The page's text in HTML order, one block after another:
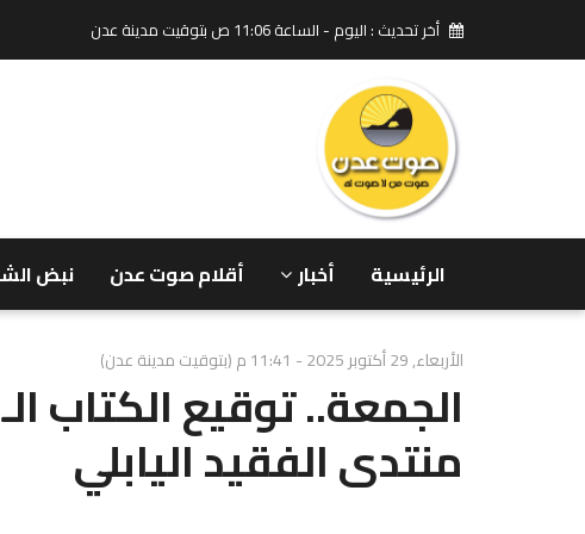
أخر تحديث : اليوم - الساعة 11:06 ص بتوقيت مدينة عدن
الرئيسية أخبار أقلام صوت عدن نبض
الأربعاء, 29 أكتوبر 2025 - 11:41 م (بتوقيت مدينة عدن)
منتدى الفقيد اليابلي